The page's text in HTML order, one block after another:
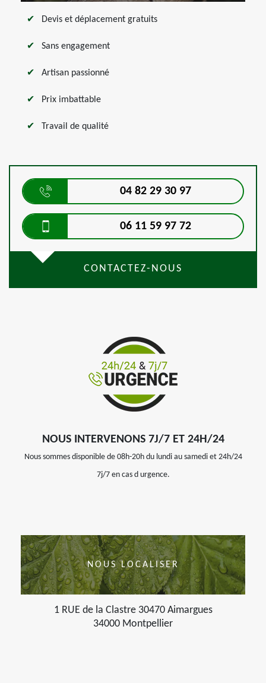
Devis et déplacement gratuits
Sans engagement
Artisan passionné
Prix imbattable
Travail de qualité
04 82 29 30 97
06 11 59 97 72
CONTACTEZ-NOUS
NOUS INTERVENONS 7J/7 ET 24H/24
Nous sommes disponible de 08h-20h du lundi au samedi et 24h/24
7j/7 en cas d urgence.
NOUS LOCALISER
1 RUE de la Clastre 30470 Aimargues
34000 Montpellier